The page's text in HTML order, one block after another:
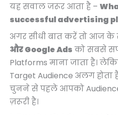
यह सवाल जरूर आता है –
successful advertising
अगर सीधी बात करें तो आज
और Google Ads को सबसे
Platforms माना जाता है।
Target Audience अलग होता
चुनने से पहले आपको
ज़रूरी है।